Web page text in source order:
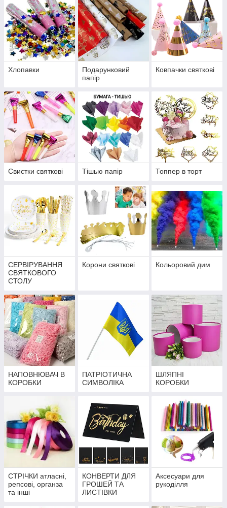
Хлопавки
Подарунковий
папір
Ковпачки святкові
Свистки святкові Тішью папір Топпер в торт
СЕРВІРУВАННЯ
СВЯТКОВОГО
СТОЛУ
Корони святкові Кольоровий дим
НАПОВНЮВАЧ В
КОРОБКИ
ПАТРІОТИЧНА
СИМВОЛІКА
ШЛЯПНІ
КОРОБКИ
СТРІЧКИ атласні,
репсові, органза
та інші
КОНВЕРТИ ДЛЯ
ГРОШЕЙ ТА
ЛИСТІВКИ
Аксесуари для
рукоділля